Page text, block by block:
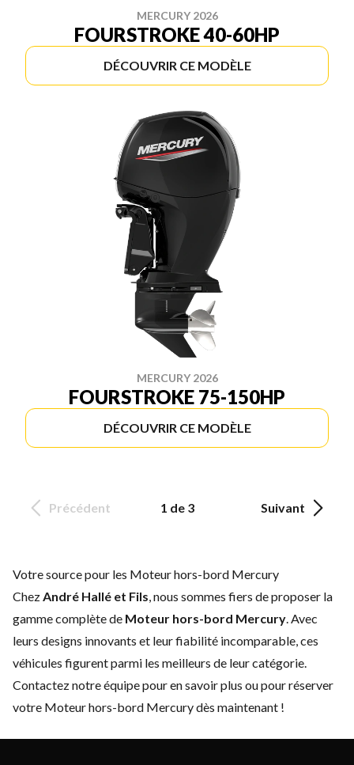
MERCURY 2026
FOURSTROKE 40-60HP
DÉCOUVRIR CE MODÈLE
MERCURY 2026
FOURSTROKE 75-150HP
DÉCOUVRIR CE MODÈLE
Précédent 1 de 3 Suivant
Votre source pour les Moteur hors-bord Mercury
ChezAndré Hallé et Fils, nous sommes fiers de proposer la
gamme complète de Moteur hors-bord Mercury. Avec
leurs designs innovants et leur fiabilité incomparable, ces
véhicules figurent parmi les meilleurs de leur catégorie.
Contactez notre équipepour en savoir plus ou pour réserver
votre Moteur hors-bord Mercury dès maintenant !